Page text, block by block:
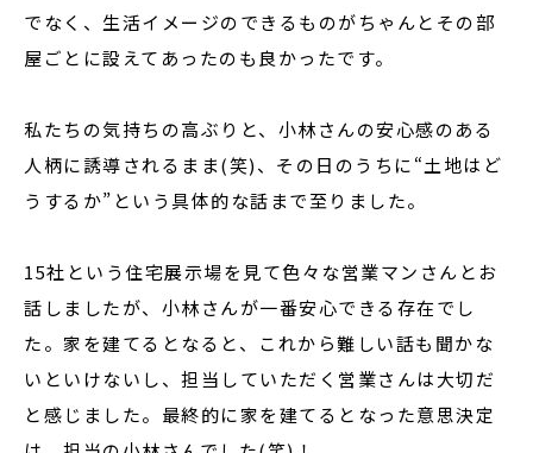
でなく、生活イメージのできるものがちゃんとその部
屋ごとに設えてあったのも良かったです。
私たちの気持ちの高ぶりと、小林さんの安心感のある
人柄に誘導されるまま(笑)、その日のうちに“土地はど
うするか”という具体的な話まで至りました。
15社という住宅展示場を見て色々な営業マンさんとお
話しましたが、小林さんが一番安心できる存在でし
た。家を建てるとなると、これから難しい話も聞かな
いといけないし、担当していただく営業さんは大切だ
と感じました。最終的に家を建てるとなった意思決定